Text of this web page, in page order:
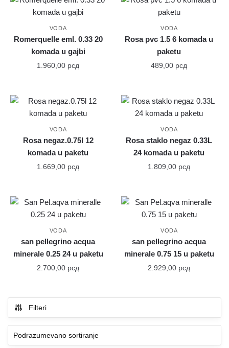
VODA
Romerquelle eml. 0.33 20
komada u gajbi
1.960,00 рсд
VODA
Rosa pvc 1.5 6 komada u
paketu
489,00 рсд
VODA
Rosa negaz.0.75l 12
komada u paketu
1.669,00 рсд
VODA
Rosa staklo negaz 0.33L
24 komada u paketu
1.809,00 рсд
VODA
san pellegrino acqua
minerale 0.25 24 u paketu
2.700,00 рсд
VODA
san pellegrino acqua
minerale 0.75 15 u paketu
2.929,00 рсд
Filteri